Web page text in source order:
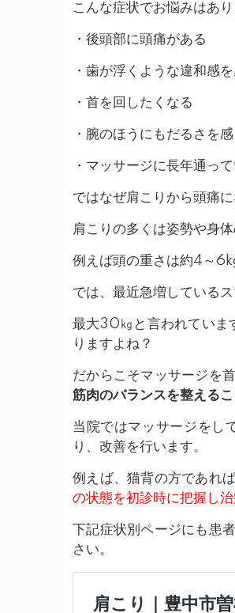
こんな症状でお悩みはあ
・後頭部に頭痛がある
・歯が浮くような違和感
・首を回したくなる
・腕のほうにもだるさを
・マッサージに長年通っ
ではなぜ肩こりから頭痛に
肩こりの多くは姿勢や身
例えば頭の重さは約4～
では、最近急増している
最大30㎏と言われていま
りますよね？
だからこそマッサージを
筋肉のバランスを整えるこ
当院ではマッサージをし
り、改善を行います。
例えば、猫背の方であれ
の状態を初診時に把握し治
下記症状別ページにも患
さい。